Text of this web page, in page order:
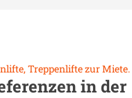
Treppenlifte zur Miete.
in der